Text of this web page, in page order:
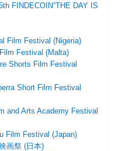
FINDECOIN“THE DAY IS
Film Festival (Nigeria)
Festival (Malta)
Shorts Film Festival
Short Film Festival
and Arts Academy Festival
Film Festival (Japan)
画祭 (日本)